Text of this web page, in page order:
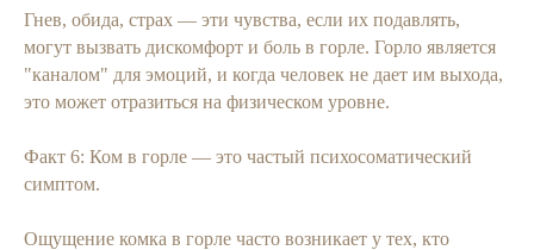
Гнев, обида, страх — эти чувства, если их подавлять,
могут вызвать дискомфорт и боль в горле. Горло является
"каналом" для эмоций, и когда человек не дает им выхода,
это может отразиться на физическом уровне.
Факт 6: Ком в горле — это частый психосоматический
симптом.
Ощущение комка в горле часто возникает у тех, кто